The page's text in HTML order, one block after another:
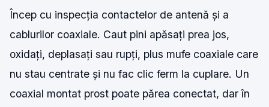
Încep cu inspecția contactelor de antenă și a
cablurilor coaxiale. Caut pini apăsați prea jos,
oxidați, deplasați sau rupți, plus mufe coaxiale care
nu stau centrate și nu fac clic ferm la cuplare. Un
coaxial montat prost poate părea conectat, dar în